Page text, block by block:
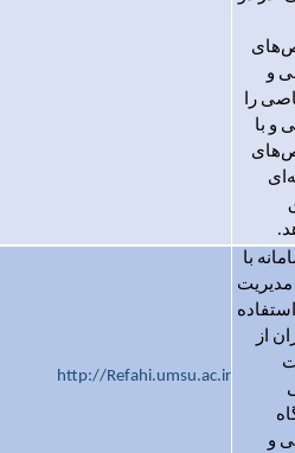
و
را
و با
با
استفاده
از
و
http://Refahi.umsu.ac.ir